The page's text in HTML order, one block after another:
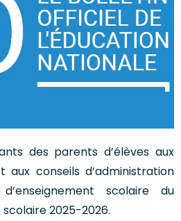
des parents d’élèves aux
aux conseils d’administration
scolaire du
2025-2026.